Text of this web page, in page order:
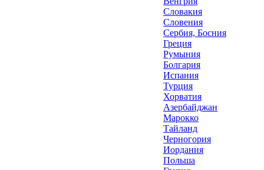
Словакия
Словения
Сербия, Босния
Греция
Румыния
Болгария
Испания
Турция
Хорватия
Азербайджан
Марокко
Тайланд
Черногория
Иордания
Польша